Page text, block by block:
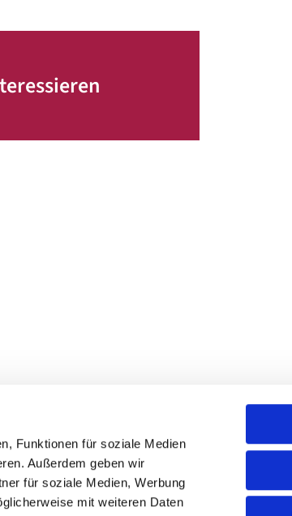
Funktionen für soziale Medien
Außerdem geben wir
für soziale Medien, Werbung
mit weiteren Daten
Datenschutz